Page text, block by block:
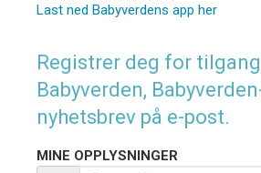
Last ned Babyverdens app her
Registrer deg for
Babyverden,
nyhetsbrev på e-post.
MINE OPPLYSNINGER